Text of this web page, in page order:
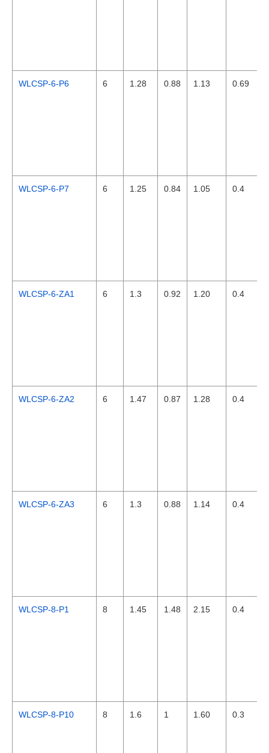
WLCSP-6-P6 6 1.28 0.88 1.13 0.69
WLCSP-6-P7 6 1.25 0.84 1.05 0.4
WLCSP-6-ZA1 6 1.3 0.92 1.20 0.4
WLCSP-6-ZA2 6 1.47 0.87 1.28 0.4
WLCSP-6-ZA3 6 1.3 0.88 1.14 0.4
WLCSP-8-P1 8 1.45 1.48 2.15 0.4
WLCSP-8-P10 8 1.6 1 1.60 0.3